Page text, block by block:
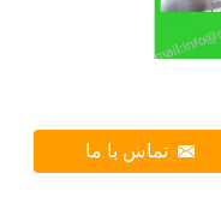
تماس با ما